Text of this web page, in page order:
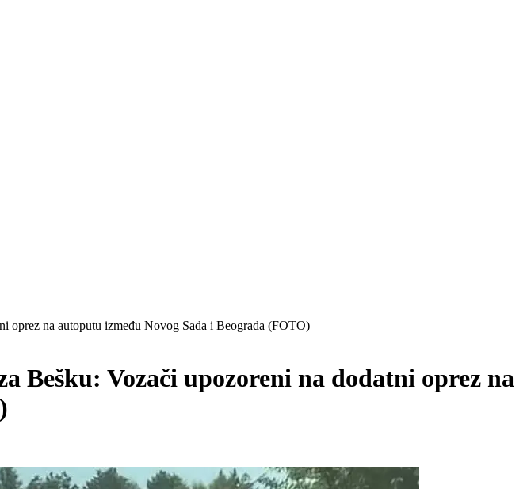
oprez na autoputu između Novog Sada i Beograda (FOTO)
Bešku: Vozači upozoreni na dodatni oprez na